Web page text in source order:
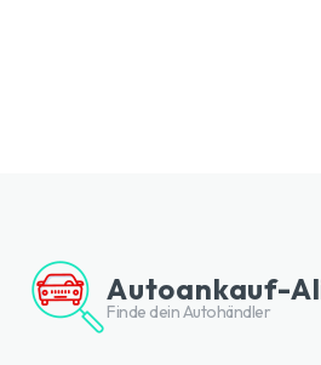
Autoankauf-
Finde dein Autohändler